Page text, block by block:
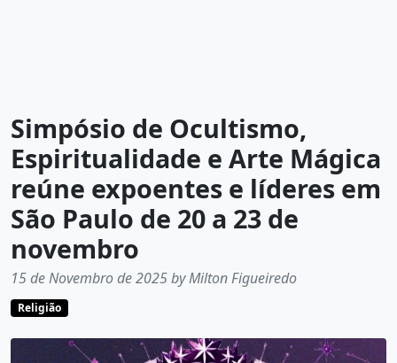
Simpósio de Ocultismo,
Espiritualidade e Arte Mágica
reúne expoentes e líderes em
São Paulo de 20 a 23 de
novembro
15 de Novembro de 2025 by Milton Figueiredo
Religião